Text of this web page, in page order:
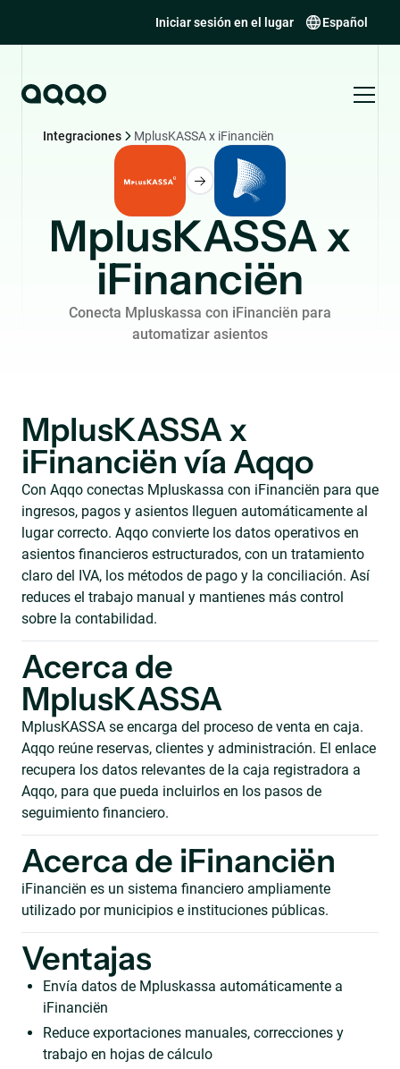
Iniciar sesión en el lugar Español
Integraciones MplusKASSA x iFinanciën
MplusKASSA x
iFinanciën
Conecta Mpluskassa con iFinanciën para
automatizar asientos
MplusKASSA x
iFinanciën vía Aqqo
Con Aqqo conectas Mpluskassa con iFinanciën para que
ingresos, pagos y asientos lleguen automáticamente al
lugar correcto. Aqqo convierte los datos operativos en
asientos financieros estructurados, con un tratamiento
claro del IVA, los métodos de pago y la conciliación. Así
reduces el trabajo manual y mantienes más control
sobre la contabilidad.
Acerca de
MplusKASSA
MplusKASSA se encarga del proceso de venta en caja.
Aqqo reúne reservas, clientes y administración. El enlace
recupera los datos relevantes de la caja registradora a
Aqqo, para que pueda incluirlos en los pasos de
seguimiento financiero.
Acerca de iFinanciën
iFinanciën es un sistema financiero ampliamente
utilizado por municipios e instituciones públicas.
Ventajas
Envía datos de Mpluskassa automáticamente a
iFinanciën
Reduce exportaciones manuales, correcciones y
trabajo en hojas de cálculo